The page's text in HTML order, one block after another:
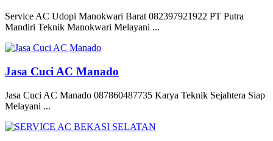
Service AC Udopi Manokwari Barat 082397921922 PT Putra
Mandiri Teknik Manokwari Melayani ...
Jasa Cuci AC Manado
Jasa Cuci AC Manado 087860487735 Karya Teknik Sejahtera Siap
Melayani ...